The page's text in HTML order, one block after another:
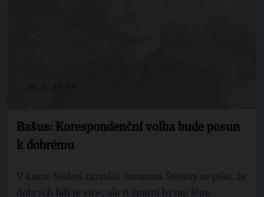
Bašus: Korespondenční volba bude posun
k dobrému
V knize Století zázraků Jaromíra Štětiny se píše, že
dobrých lidí je více, ale ti špatní bývají lépe